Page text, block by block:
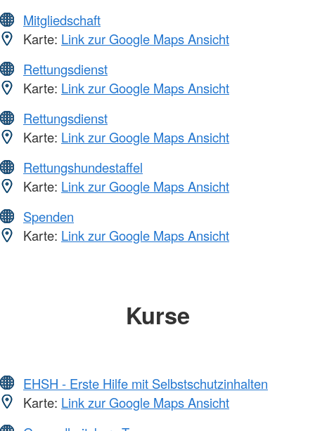
Mitgliedschaft
Karte: Link zur Google Maps Ansicht
Rettungsdienst
Karte: Link zur Google Maps Ansicht
Rettungsdienst
Karte: Link zur Google Maps Ansicht
Rettungshundestaffel
Karte: Link zur Google Maps Ansicht
Spenden
Karte: Link zur Google Maps Ansicht
Kurse
EHSH - Erste Hilfe mit Selbstschutzinhalten
Karte: Link zur Google Maps Ansicht